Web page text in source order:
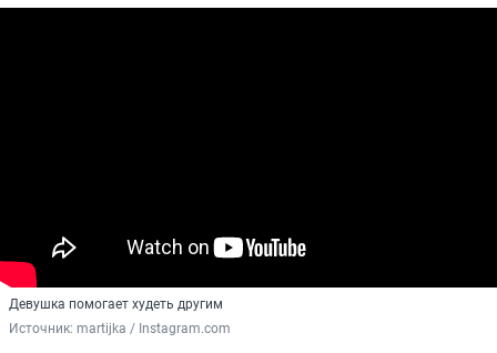
Девушка помогает худеть другим
Источник: martijka / Instagram.com